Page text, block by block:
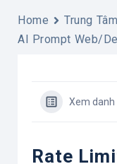
Home Trung
AI Prompt Web/
Xem
Rate